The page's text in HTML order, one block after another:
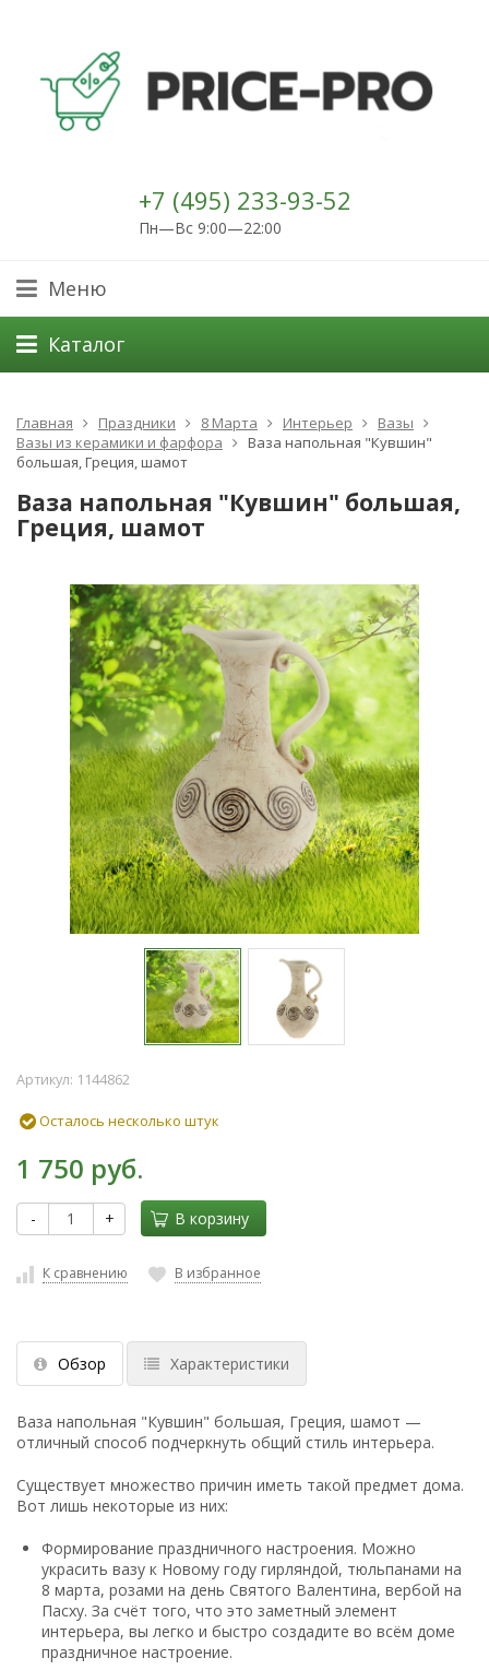
+7 (495) 233-93-52
Пн—Вс 9:00—22:00
Меню
Каталог
Главная Праздники 8 Марта Интерьер
Вазы
Вазы из керамики и фарфора
Ваза напольная "Кувшин"
большая, Греция, шамот
Ваза напольная "Кувшин" большая,
Греция, шамот
Артикул: 1144862
Осталось несколько штук
1 750 руб.
- + В корзину
К сравнению В избранное
Обзор Характеристики
Ваза напольная "Кувшин" большая, Греция, шамот —
отличный способ подчеркнуть общий стиль интерьера.
Существует множество причин иметь такой предмет дома.
Вот лишь некоторые из них:
Формирование праздничного настроения. Можно
украсить вазу к Новому году гирляндой, тюльпанами на
8 марта, розами на день Святого Валентина, вербой на
Пасху. За счёт того, что это заметный элемент
интерьера, вы легко и быстро создадите во всём доме
праздничное настроение.